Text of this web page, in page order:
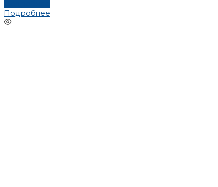
Подробнее